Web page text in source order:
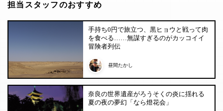
担当スタッフのおすすめ
手持ち0円で旅立つ、黒ヒョウと戦って肉
を食べる……無謀すぎるのがカッコイイ
冒険者列伝
昼間たかし
奈良の世界遺産がろうそくの炎に揺れる
夏の夜の夢幻「なら燈花会」